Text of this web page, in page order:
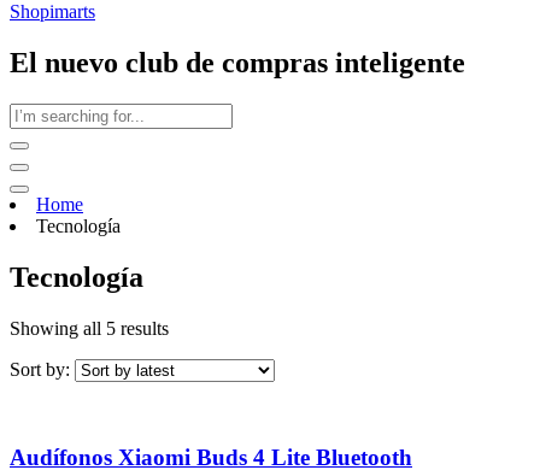
Shopimarts
El nuevo club de compras inteligente
Home
Tecnología
Tecnología
Showing all 5 results
Sort by:
Audífonos Xiaomi Buds 4 Lite Bluetooth